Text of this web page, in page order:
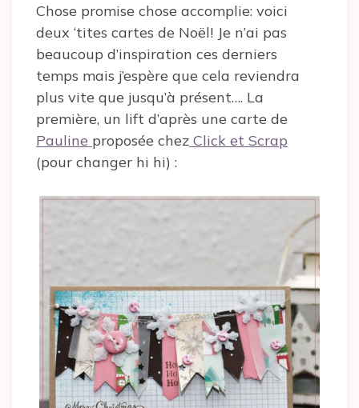
Chose promise chose accomplie: voici
deux ‘tites cartes de Noël! Je n’ai pas
beaucoup d’inspiration ces derniers
temps mais j’espère que cela reviendra
plus vite que jusqu’à présent…. La
première, un lift d’après une carte de
Pauline proposée chez Click et Scrap
(pour changer hi hi) :